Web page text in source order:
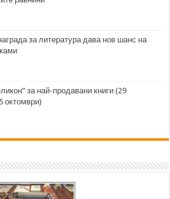
за литература дава нов шанс на
за най-продавани книги (29
октомври)